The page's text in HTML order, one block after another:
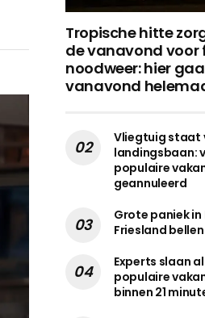
Tropische hitte
de vanavond voor
noodweer: hier
vanavond
Vliegtuig staat
landingsbaan:
populaire
geannuleerd
Grote paniek in
Friesland bellen
Experts slaan
populaire
binnen 21